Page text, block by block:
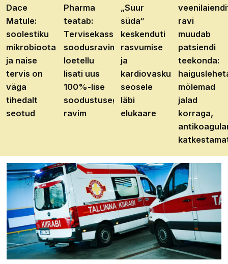
Dace
Matule:
soolestiku
mikrobioota
ja naise
tervis on
väga
tihedalt
seotud
Pharma
teatab:
Tervisekassa
soodusravimite
loetellu
lisati uus
100%-lise
soodustusega
ravim
„Suur
süda“
keskenduti
rasvumise
ja
kardiovaskulaarhaiguste
seosele
läbi
elukaare
ravi
muudab
patsiendi
teekonda:
mõlemad
jalad
korraga,